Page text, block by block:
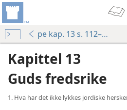
pe kap. 13 s. 112–119
Kapittel 13
Guds fredsrike
1. Hva har det ikke lykkes jordiske